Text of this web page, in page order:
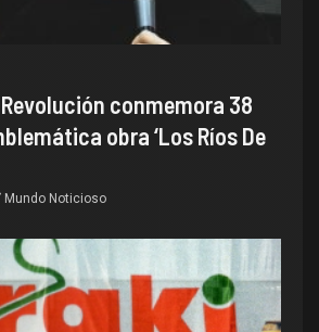
conmemora 38
obra ‘Los Ríos De
Mundo Noticioso